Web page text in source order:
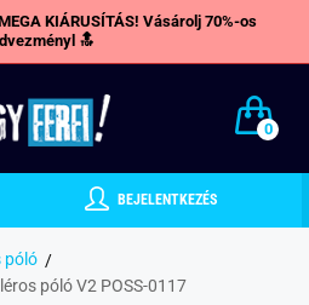
KIÁRUSÍTÁS! Vásárolj 70%-os
🔝
0
BEJELENTKEZÉS
póló
póló V2 POSS-0117